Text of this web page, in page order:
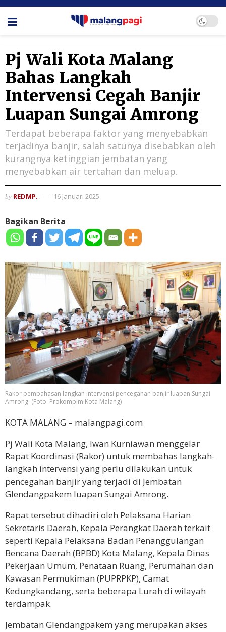
Pj Wali Kota Malang
Bahas Langkah
Intervensi Cegah Banjir
Luapan Sungai Amrong
Terdapat beberapa faktor yang menyebabkan
terjadinya banjir, salah satunya disebabkan oleh
kurangnya ketinggian jembatan yang
menyebabkan air tertahan dan meluap.
by REDMP. 16 Januari 2025
Bagikan Berita
Rakor pembahasan langkah intervensi pencegahan banjir luapan Sungai
Amrong. (Foto: Prokompim Kota Malang)
KOTA MALANG – malangpagi.com
Pj Wali Kota Malang, Iwan Kurniawan menggelar
Rapat Koordinasi (Rakor) untuk membahas langkah-
langkah intervensi yang perlu dilakukan untuk
pencegahan banjir yang terjadi di Jembatan
Glendangpakem luapan Sungai Amrong.
Rapat tersebut dihadiri oleh Pelaksana Harian
Sekretaris Daerah, Kepala Perangkat Daerah terkait
seperti Kepala Pelaksana Badan Penanggulangan
Bencana Daerah (BPBD) Kota Malang, Kepala Dinas
Pekerjaan Umum, Penataan Ruang, Perumahan dan
Kawasan Permukiman (PUPRPKP), Camat
Kedungkandang, serta beberapa Lurah di wilayah
terdampak.
Jembatan Glendangpakem yang merupakan akses